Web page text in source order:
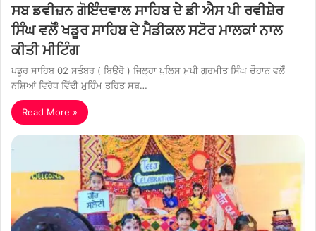
ਸਬ ਡਵੀਜ਼ਨ ਗੋਇੰਦਵਾਲ ਸਾਹਿਬ ਦੇ ਡੀ ਐਸ ਪੀ ਰਵੀਸ਼ੇਰ
ਸਿੰਘ ਵਲੋੰ ਖਡੂਰ ਸਾਹਿਬ ਦੇ ਮੈਡੀਕਲ ਸਟੋਰ ਮਾਲਕਾਂ ਨਾਲ
ਕੀਤੀ ਮੀਟਿੰਗ
ਖਡੂਰ ਸਾਹਿਬ 02 ਸਤੰਬਰ ( ਬਿਉਰੋ ) ਜਿਲ੍ਹਾ ਪੁਲਿਸ ਮੁਖੀ ਗੁਰਮੀਤ ਸਿੰਘ ਚੌਹਾਨ ਵਲੋੰ
ਨਸ਼ਿਆਂ ਵਿਰੋਧ ਵਿੱਢੀ ਮੁਹਿੰਮ ਤਹਿਤ ਸਬ…
Read More »